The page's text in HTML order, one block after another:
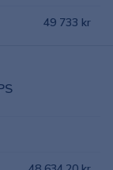
49 733 kr